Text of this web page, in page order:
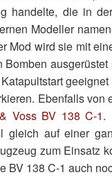
handelte, die in
Modeller
Mod wird sie mit
Ebenfalls
Voss BV 138 C-1.
gleich auf einer
zum Einsatz
BV 138 C-1 auch